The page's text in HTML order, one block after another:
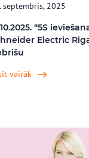
septembris, 2025
“5S
Electric
vairāk